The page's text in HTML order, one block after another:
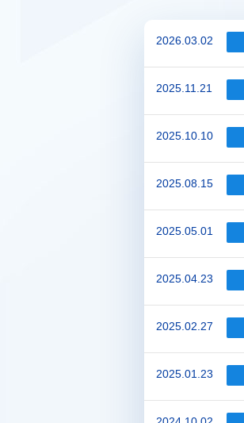
2026.03.02
2025.11.21
2025.10.10
2025.08.15
2025.05.01
2025.04.23
2025.02.27
2025.01.23